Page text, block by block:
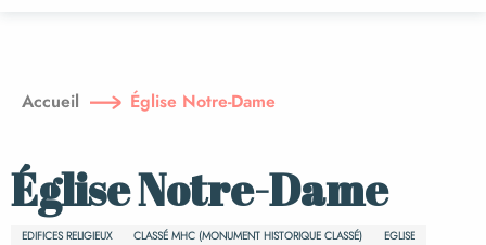
principal
Accueil Église Notre-Dame
Église Notre-Dame
EDIFICES RELIGIEUX CLASSÉ MHC (MONUMENT HISTORIQUE CLASSÉ) EGLISE